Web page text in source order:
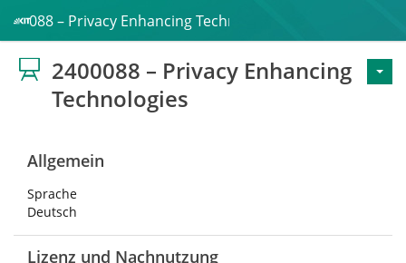
– Privacy Enhancing Technologies
2400088 – Privacy Enhancing
Technologies
Allgemein
Sprache
Deutsch
Lizenz und Nachnutzung